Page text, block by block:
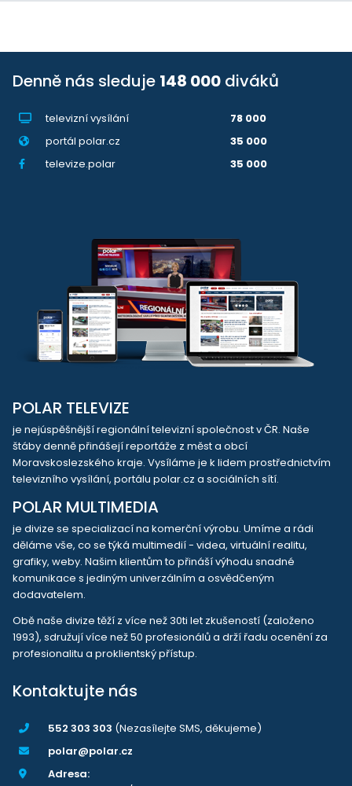
Denně nás sleduje 148 000 diváků
televizní vysílání
78 000
portál polar.cz
35 000
televize.polar
35 000
POLAR TELEVIZE
je nejúspěšnější regionální televizní společnost v ČR. Naše
štáby denně přinášejí reportáže z měst a obcí
Moravskoslezského kraje. Vysíláme je k lidem prostřednictvím
televizního vysílání, portálu polar.cz a sociálních sítí.
POLAR MULTIMEDIA
je divize se specializací na komerční výrobu. Umíme a rádi
děláme vše, co se týká multimedií - videa, virtuální realitu,
grafiky, weby. Našim klientům to přináší výhodu snadné
komunikace s jediným univerzálním a osvědčeným
dodavatelem.
Obě naše divize těží z více než 30ti let zkušeností (založeno
1993), sdružují více než 50 profesionálů a drží řadu ocenění za
profesionalitu a proklientský přístup.
Kontaktujte nás
552 303 303 (Nezasílejte SMS, děkujeme)
polar@polar.cz
Adresa: